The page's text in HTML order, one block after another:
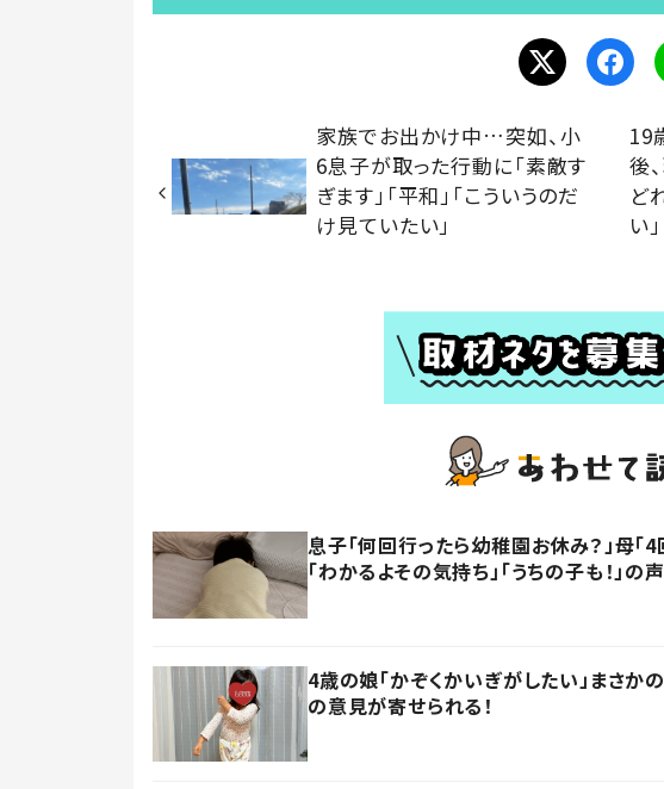
家族でお出かけ中…突如、小
6息子が取った行動に「素敵す
ぎます」「平和」「こういうのだ
け見ていたい」
19
後
ど
い
息子「何回行ったら幼稚園お休み？」母
「わかるよその気持ち」「うちの子も！」の声
4歳の娘「かぞくかいぎがしたい」まさ
の意見が寄せられる！